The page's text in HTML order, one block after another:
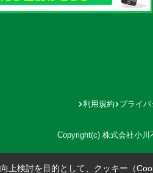
利用規約 プライ
Copyright(c) 株式会社小
上検討を目的として、クッキー（